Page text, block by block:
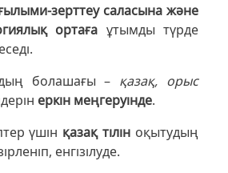
зерттеу саласына және
ортаға ұтымды түрде
болашағы – қазақ, орыс
еркін меңгеруінде.
үшін қазақ тіліноқытудың
енгізілуде.